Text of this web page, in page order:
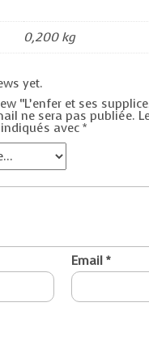
0,200 kg
yet.
“L’enfer et ses
ne sera pas publiée.
avec *
Email *